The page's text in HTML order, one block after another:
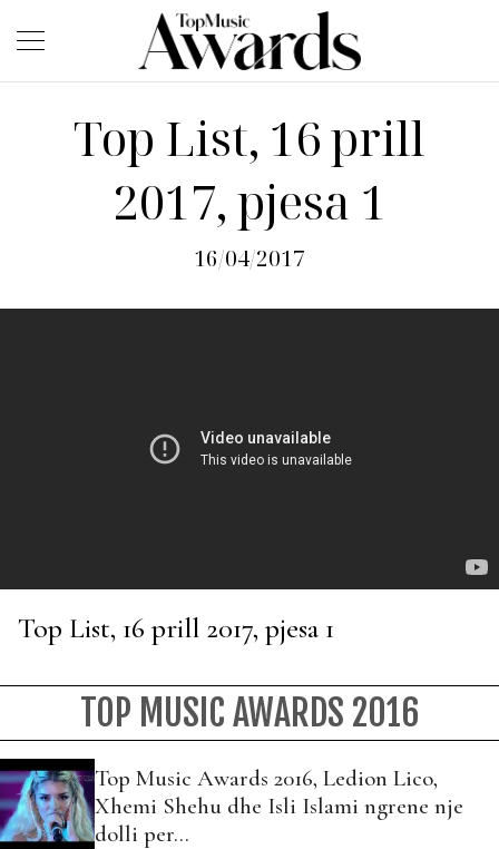
Top List, 16 prill
2017, pjesa 1
16/04/2017
Top List, 16 prill 2017, pjesa 1
TOP MUSIC AWARDS 2016
Top Music Awards 2016, Ledion Lico,
Xhemi Shehu dhe Isli Islami ngrene nje
dolli per…